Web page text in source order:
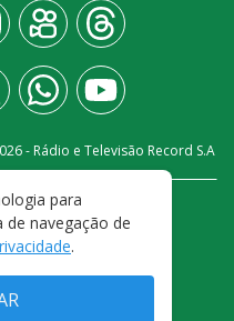
- Rádio e Televisão Record S.A
PRIVACIDADE
DE USO
para
de navegação de
.